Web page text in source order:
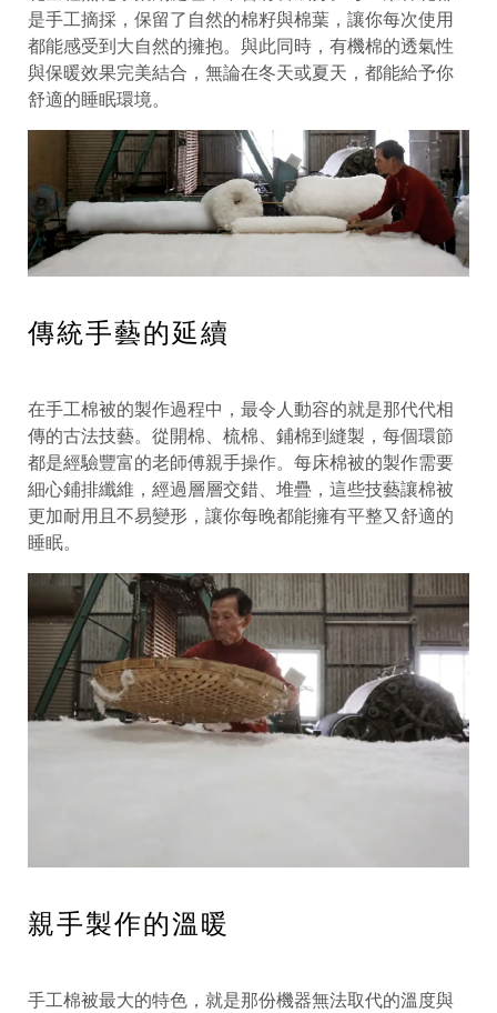
是手工摘採，保留了自然的棉籽與棉葉，讓你每次使用
都能感受到大自然的擁抱。與此同時，有機棉的透氣性
與保暖效果完美結合，無論在冬天或夏天，都能給予你
舒適的睡眠環境。
傳統手藝的延續
在手工棉被的製作過程中，最令人動容的就是那代代相
傳的古法技藝。從開棉、梳棉、鋪棉到縫製，每個環節
都是經驗豐富的老師傅親手操作。每床棉被的製作需要
細心鋪排纖維，經過層層交錯、堆疊，這些技藝讓棉被
更加耐用且不易變形，讓你每晚都能擁有平整又舒適的
睡眠。
親手製作的溫暖
手工棉被最大的特色，就是那份機器無法取代的溫度與